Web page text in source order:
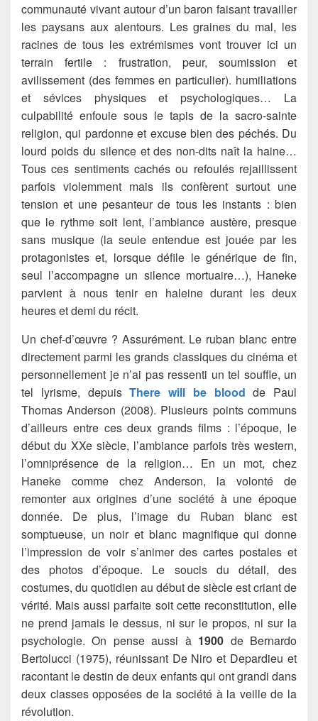
communauté vivant autour d’un baron faisant travailler
les paysans aux alentours. Les graines du mal, les
racines de tous les extrémismes vont trouver ici un
terrain fertile : frustration, peur, soumission et
avilissement (des femmes en particulier). humiliations
et sévices physiques et psychologiques… La
culpabilité enfouie sous le tapis de la sacro-sainte
religion, qui pardonne et excuse bien des péchés. Du
lourd poids du silence et des non-dits naît la haine…
Tous ces sentiments cachés ou refoulés rejaillissent
parfois violemment mais ils confèrent surtout une
tension et une pesanteur de tous les instants : bien
que le rythme soit lent, l’ambiance austère, presque
sans musique (la seule entendue est jouée par les
protagonistes et, lorsque défile le générique de fin,
seul l’accompagne un silence mortuaire…), Haneke
parvient à nous tenir en haleine durant les deux
heures et demi du récit.
Un chef-d’œuvre ? Assurément. Le ruban blanc entre
directement parmi les grands classiques du cinéma et
personnellement je n’ai pas ressenti un tel souffle, un
tel lyrisme, depuisThere will be blood de Paul
Thomas Anderson (2008). Plusieurs points communs
d’ailleurs entre ces deux grands films : l’époque, le
début du XXe siècle, l’ambiance parfois très western,
l’omniprésence de la religion… En un mot, chez
Haneke comme chez Anderson, la volonté de
remonter aux origines d’une société à une époque
donnée. De plus, l’image du Ruban blanc est
somptueuse, un noir et blanc magnifique qui donne
l’impression de voir s’animer des cartes postales et
des photos d’époque. Le soucis du détail, des
costumes, du quotidien au début de siècle est criant de
vérité. Mais aussi parfaite soit cette reconstitution, elle
ne prend jamais le dessus, ni sur le propos, ni sur la
psychologie. On pense aussi à 1900 de Bernardo
Bertolucci (1975), réunissant De Niro et Depardieu et
racontant le destin de deux enfants qui ont grandi dans
deux classes opposées de la société à la veille de la
révolution.